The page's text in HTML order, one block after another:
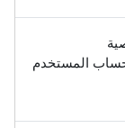
المستخدم